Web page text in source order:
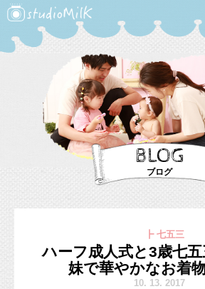
BLOG
ブログ
┣ 七五三
ハーフ成人式と3歳七
妹で華やかなお着物
10. 13. 2017